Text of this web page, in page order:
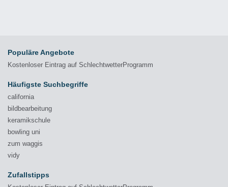
Populäre Angebote
Kostenloser Eintrag auf SchlechtwetterProgramm
Häufigste Suchbegriffe
california
bildbearbeitung
keramikschule
bowling uni
zum waggis
vidy
Zufallstipps